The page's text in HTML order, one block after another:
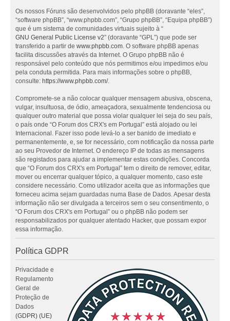
Os nossos Fóruns são desenvolvidos pelo phpBB (doravante “eles”,
“software phpBB”, “www.phpbb.com”, “Grupo phpBB”, “Equipa phpBB”)
que é um sistema de comunidades virtuais sujeito à “
GNU General Public License v2” (doravante “GPL”) que pode ser
transferido a partir de www.phpbb.com. O software phpBB apenas
facilita discussões através da Internet. O Grupo phpBB não é
responsável pelo conteúdo que nós permitimos e/ou impedimos e/ou
pela conduta permitida. Para mais informações sobre o phpBB,
consulte: https://www.phpbb.com/.
Compromete-se a não colocar qualquer mensagem abusiva, obscena,
vulgar, insultuosa, de ódio, ameaçadora, sexualmente tendenciosa ou
qualquer outro material que possa violar qualquer lei seja do seu país,
o país onde “O Forum dos CRX's em Portugal” está alojado ou lei
Internacional. Fazer isso pode levá-lo a ser banido de imediato e
permanentemente, e, se for necessário, com notificação da nossa parte
ao seu Provedor de Internet. O endereço IP de todas as mensagens
são registados para ajudar a implementar estas condições. Concorda
que “O Forum dos CRX's em Portugal” tem o direito de remover, editar,
mover ou encerrar qualquer tópico, a qualquer momento, caso este
considere necessário. Como utilizador aceita que as informações que
forneceu acima sejam guardadas numa Base de Dados. Apesar desta
informação não ser divulgada a terceiros sem o seu consentimento, o
“O Forum dos CRX's em Portugal” ou o phpBB não podem ser
responsabilizados por qualquer atentado Hacker, que possam expor
essa informação.
Política GDPR
Privacidade e
Regulamento
Geral de
Proteção de
Dados
(GDPR) (UE)